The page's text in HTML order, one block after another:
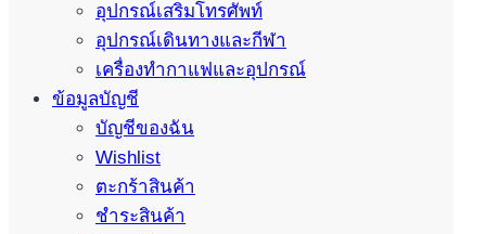
อุปกรณ์เสริมโทรศัพท์
อุปกรณ์เดินทางและกีฬา
เครื่องทำกาแฟและอุปกรณ์
ข้อมูลบัญชี
บัญชีของฉัน
Wishlist
ตะกร้าสินค้า
ชำระสินค้า